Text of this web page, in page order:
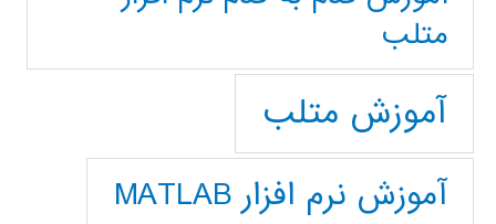
متلب
آموزش متلب
آموزش نرم افزار MATLAB